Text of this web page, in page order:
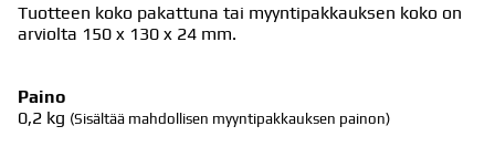
Tuotteen koko pakattuna tai myyntipakkauksen koko on
arviolta 150 x 130 x 24 mm.
Paino
0,2 kg (Sisältää mahdollisen myyntipakkauksen painon)